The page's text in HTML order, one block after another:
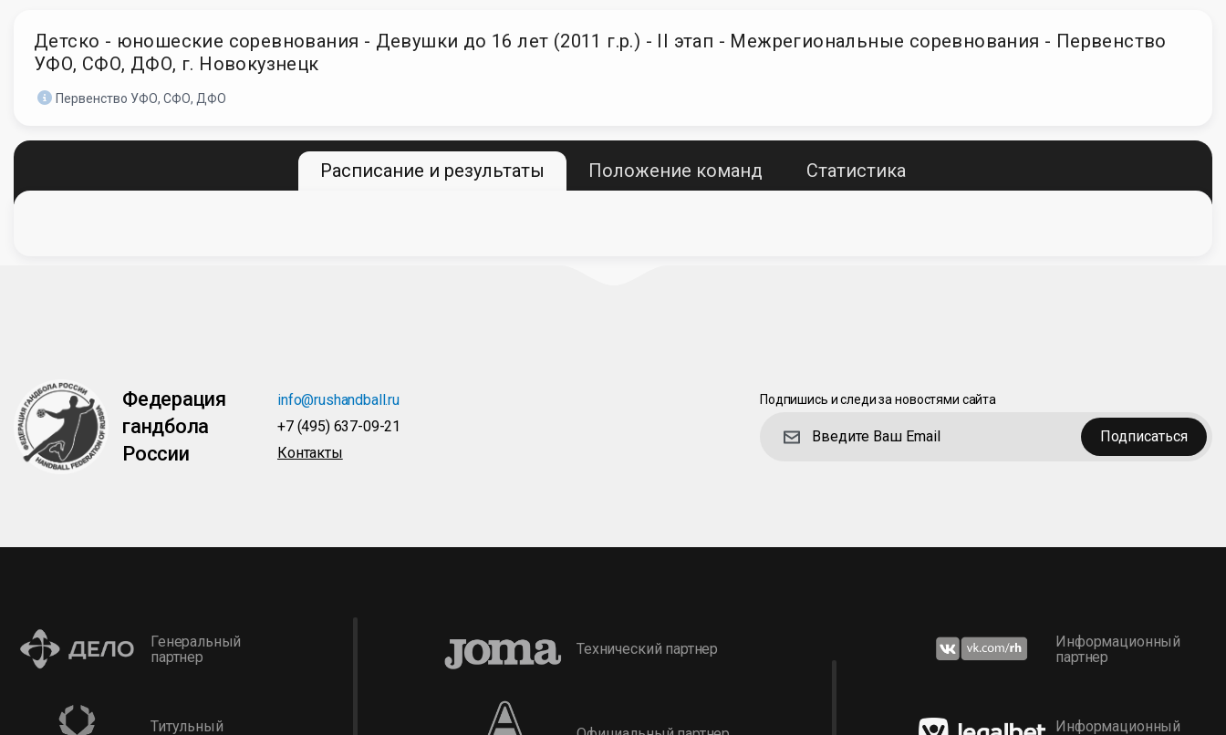
Детско - юношеские соревнования - Девушки до 16 лет (2011 г.р.) - II этап - Межрегиональные соревнования - Первенство
УФО, СФО, ДФО, г. Новокузнецк
Первенство УФО, СФО, ДФО
Расписание и результаты Положение команд Статистика
Федерация
гандбола
России
info@rushandball.ru
+7 (495) 637-09-21
Контакты
Подпишись и следи за новостями сайта
Подписаться
Генеральный
партнер
Титульный
Технический партнер
Информационный
партнер
Информационный